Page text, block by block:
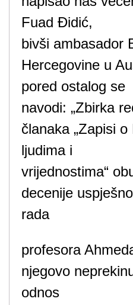
Fuad Đidić,
bivši ambasador
Hercegovine u
pored ostalog se
navodi: „Zbirka
članaka „Zapisi
ljudima i
vrijednostima“
decenije
rada
profesora
njegovo
odnos